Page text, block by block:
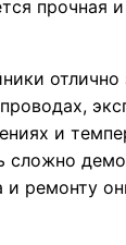
прочная
отлично
и
сложно
и ремонту